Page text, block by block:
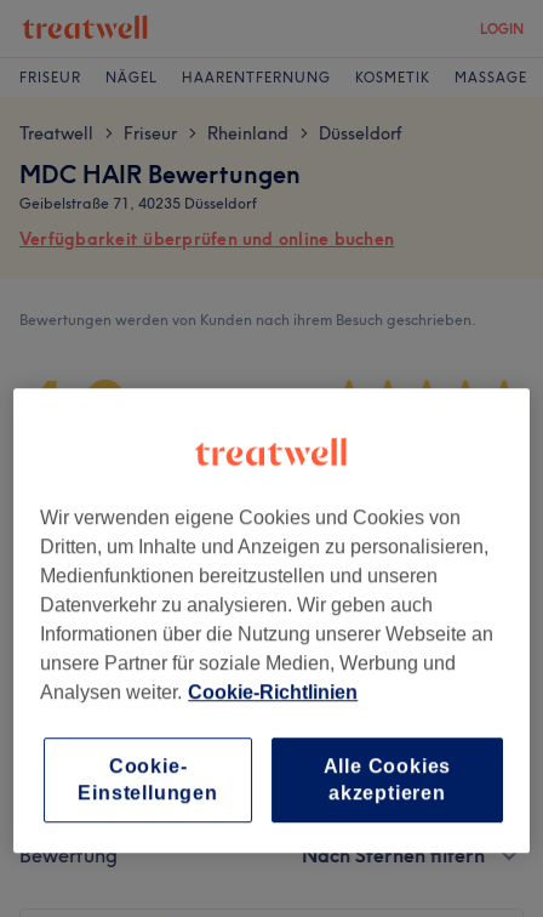
LOGIN
FRISEUR NÄGEL HAARENTFERNUNG KOSMETIK MASSAGE
Treatwell > Friseur > Rheinland > Düsseldorf
MDC HAIR Bewertungen
Geibelstraße 71, 40235 Düsseldorf
Verfügbarkeit überprüfen und online buchen
Bewertungen werden von Kunden nach ihrem Besuch geschrieben.
4,9
Sauberkeit
Service
Behandlung Alle Bewertungen
Bewertung Nach Sternen filtern
Wir verwenden eigene Cookies und Cookies von
Dritten, um Inhalte und Anzeigen zu personalisieren,
Medienfunktionen bereitzustellen und unseren
Datenverkehr zu analysieren. Wir geben auch
Informationen über die Nutzung unserer Webseite an
unsere Partner für soziale Medien, Werbung und
Analysen weiter. Cookie-Richtlinien
Cookie-
Einstellungen
Alle Cookies
akzeptieren